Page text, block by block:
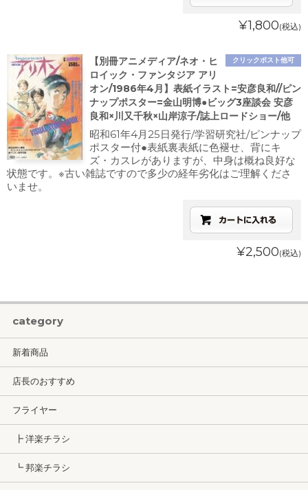
¥1,800(税込)
クリックポスト他可
【別冊アニメディア/ネオ・ヒ
ロイック・ファンタジア アリ
オン/1986年4月】表紙イラスト=安彦良和//ピン
ナップポスター=金山明博●ビッグ3座談会 安彦
良和×川又千秋×山岸涼子/誌上ロードショー/他
昭和61年4月25日発行/学習研究社/ピンナップ
ポスター付●表紙裏表紙に色褪せ、背にキ
ズ・カスレがありますが、中身は概ね良好な
状態です。※古い雑誌ですので多少の経年劣化はご理解くださ
いませ。
¥2,500(税込)
category
新着商品
店長のおすすめ
フライヤー
┣ 洋楽チラシ
┗ 邦楽チラシ